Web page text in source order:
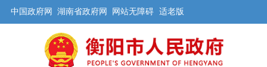
中国政府网 湖南省政府网 网站无障碍 适老版